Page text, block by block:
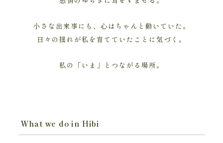
小さな出来事にも、心はちゃんと動いていた。
日々の揺れが私を育てていたことに気づく。
私の「いま」とつながる場所。
What we do in Hibi